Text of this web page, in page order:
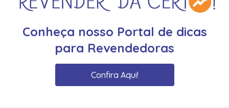
Conheça nosso Portal de dicas
para Revendedoras
Confira Aqui!